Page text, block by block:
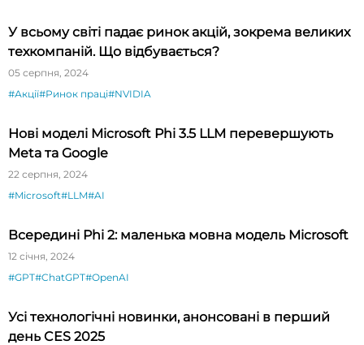
У всьому світі падає ринок акцій, зокрема великих
техкомпаній. Що відбувається?
05 серпня, 2024
#Акції#Ринок праці#NVIDIA
Нові моделі Microsoft Phi 3.5 LLM перевершують
Meta та Google
22 серпня, 2024
#Microsoft#LLM#AI
Всередині Phi 2: маленька мовна модель Microsoft
12 січня, 2024
#GPT#ChatGPT#OpenAI
Усі технологічні новинки, анонсовані в перший
день CES 2025